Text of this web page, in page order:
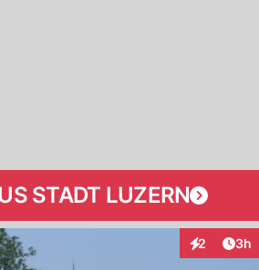
STADT LUZERN
2 3h